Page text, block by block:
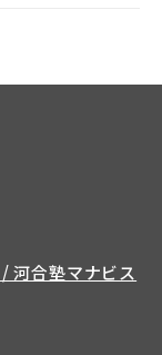
/ 河合塾マナビス